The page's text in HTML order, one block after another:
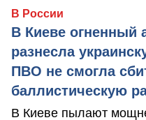
В России
В Киеве огненный
разнесла
ПВО не смогла
баллистическую
В Киеве пылают